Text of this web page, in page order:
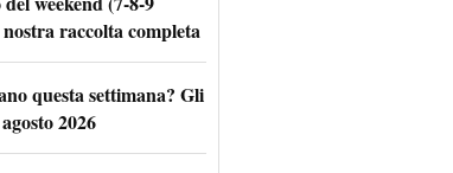
raccolta completa
questa settimana? Gli
2026